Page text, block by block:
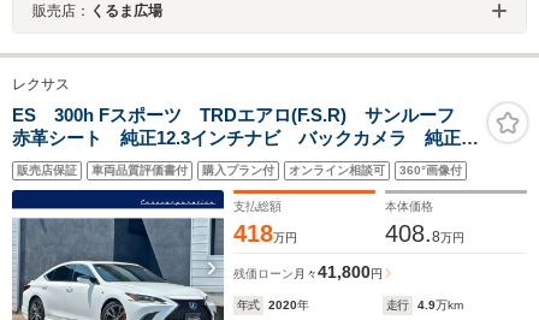
販売店： くるま広場
レクサス
ES 300h Fスポーツ TRDエアロ(F.S.R) サンルーフ
赤革シート 純正12.3インチナビ バックカメラ 純正
19インチAW シートヒーター ベンチレーション 電動
リアシェード レッドキャリパー パワーシート
販売店保証 車両品質評価書付 購入プラン付 オンライン相談可 360°画像付
支払総額
418万円
本体価格
408.8万円
残価ローン 月々41,800円
年式 2020年 走行 4.9万km